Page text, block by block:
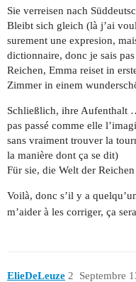
Sie verreisen nach
Bleibt sich gleich (là j’ai
surement une expresion,
dictionnaire, donc je sais
Reichen, Emma reiset in
Zimmer in einem
Schließlich, ihre Aufenthalt
pas passé comme elle
sans vraiment trouver la
la manière dont ça se dit)
Für sie, die Welt der
Voilà, donc s’il y a
m’aider à les corriger, ça
ElieDeLeuze Septembre
2